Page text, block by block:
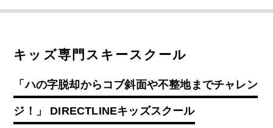
キッズ専門スキースクール
「ハの字脱却からコブ斜面や不整地までチャレン
ジ！」 DIRECTLINEキッズスクール